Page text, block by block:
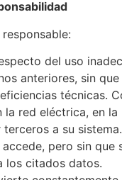
del uso
anteriores, sin
técnicas.
red eléctrica, en
a su
pero sin
los citados datos.